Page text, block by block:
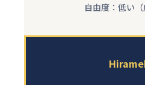
自由度：低い（